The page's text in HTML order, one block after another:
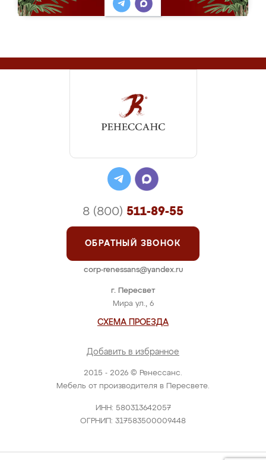
2015 - 2026 © Ренессанс.
Мебель от производителя в Пересвете.
ИНН: 580313642057
ОГРНИП: 317583500009448
г. Пересвет
Мира ул., 6
СХЕМА ПРОЕЗДА
Добавить в избранное
8 (800) 511-89-55
ОБРАТНЫЙ ЗВОНОК
corp-renessans@yandex.ru